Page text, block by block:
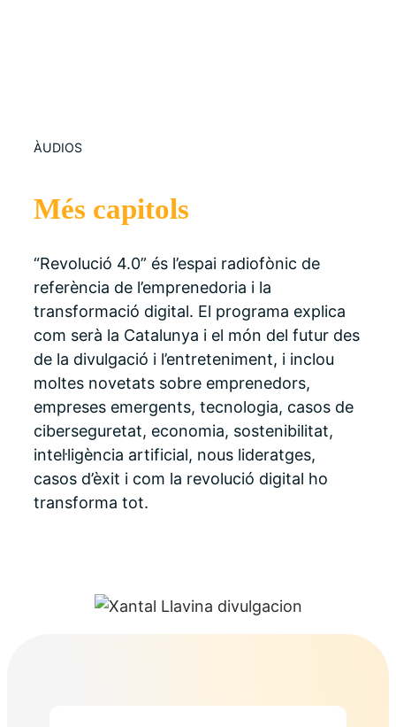
ÀUDIOS
Més capitols
“Revolució 4.0” és l’espai radiofònic de
referència de l’emprenedoria i la
transformació digital. El programa explica
com serà la Catalunya i el món del futur des
de la divulgació i l’entreteniment, i inclou
moltes novetats sobre emprenedors,
empreses emergents, tecnologia, casos de
ciberseguretat, economia, sostenibilitat,
intel·ligència artificial, nous lideratges,
casos d’èxit i com la revolució digital ho
transforma tot.